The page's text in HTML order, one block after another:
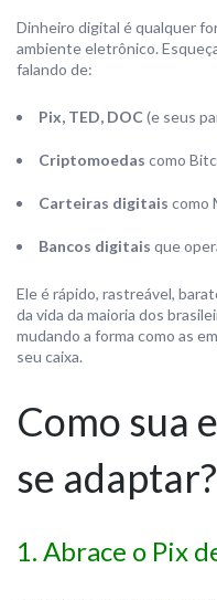
Dinheiro digital é qualquer
ambiente eletrônico.
falando de:
Pix, TED, DOC(e seus
Criptomoedas como
Carteiras digitais como
Bancos digitais que
Ele é rápido, rastreável,
da vida da maioria dos
mudando a forma como as
seu caixa.
Como sua
se adaptar?
1. Abrace o Pix